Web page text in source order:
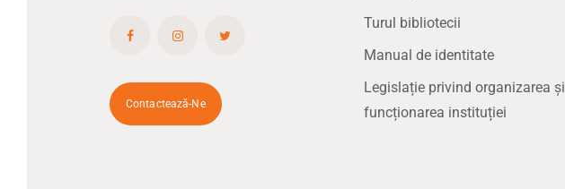
Contactează-Ne
Turul bibliotecii
Manual de identitate
Legislație privind organizarea și
funcționarea instituției